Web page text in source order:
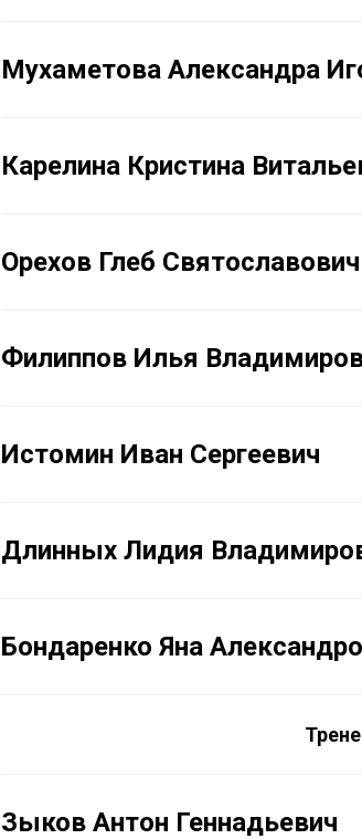
Мухаметова Александра
Карелина Кристина
Орехов Глеб Святославович
Филиппов Илья
Истомин Иван Сергеевич
Длинных Лидия
Бондаренко Яна
Зыков Антон Геннадьевич